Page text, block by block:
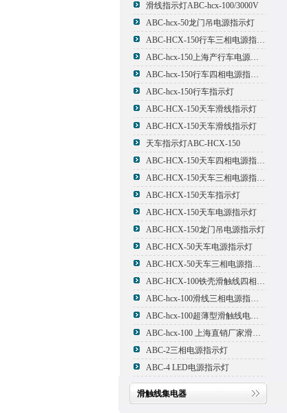
滑线指示灯ABC-hcx-100/3000V
ABC-hcx-50龙门吊电源指示灯
ABC-HCX-150行车三相电源指示灯
ABC-hcx-150上海产行车电源指示灯
ABC-hcx-150行车四相电源指示灯
ABC-hcx-150行车指示灯
ABC-HCX-150天车滑线指示灯
ABC-HCX-150天车滑线指示灯
天车指示灯ABC-HCX-150
ABC-HCX-150天车四相电源指示灯
ABC-HCX-150天车三相电源指示灯
ABC-HCX-150天车指示灯
ABC-HCX-150天车电源指示灯
ABC-HCX-150龙门吊电源指示灯
ABC-HCX-50天车电源指示灯
ABC-HCX-50天车三相电源指示灯
ABC-HCX-100铁壳滑触线四相电源指示灯
ABC-hcx-100滑线三相电源指示灯
ABC-hcx-100超薄型滑触线电源指示灯
ABC-hcx-100 上海直销厂家滑触线指示灯
ABC-2三相电源指示灯
ABC-4 LED电源指示灯
滑触线集电器